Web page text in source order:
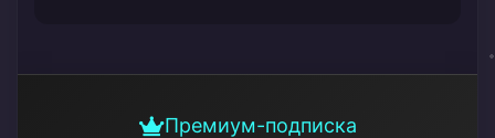
Премиум-подписка